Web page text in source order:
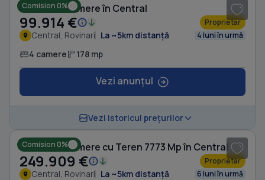
Comision 0%
Casă cu 4 camere în Central
99.914 € Proprietar
Central, Rovinari La ~5km distanță 4 luni în urmă
4 camere 178 mp
Vezi anunțul
Vezi istoricul prețurilor
Comision 0%
Casă cu 4 camere cu Teren 7773 Mp în Central
249.909 € Proprietar
Central, Rovinari La ~5km distanță 6 luni în urmă